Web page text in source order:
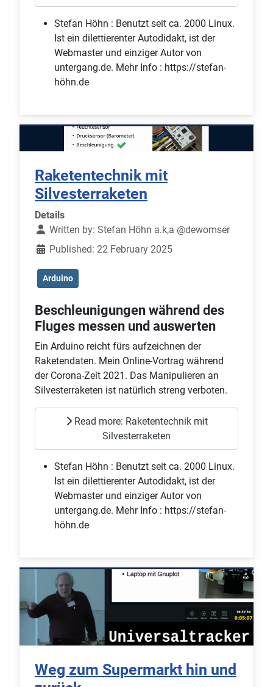
Stefan Höhn : Benutzt seit ca. 2000 Linux.
Ist ein dilettierenter Autodidakt, ist der
Webmaster und einziger Autor von
untergang.de. Mehr Info : https://stefan-
höhn.de
Raketentechnik mit
Silvesterraketen
Details
Written by: Stefan Höhn a.k,a @dewomser
Published: 22 February 2025
Arduino
Beschleunigungen während des
Fluges messen und auswerten
Ein Arduino reicht fürs aufzeichnen der
Raketendaten. Mein Online-Vortrag während
der Corona-Zeit 2021. Das Manipulieren an
Silvesterraketen ist natürlich streng verboten.
Read more: Raketentechnik mit
Silvesterraketen
Stefan Höhn : Benutzt seit ca. 2000 Linux.
Ist ein dilettierenter Autodidakt, ist der
Webmaster und einziger Autor von
untergang.de. Mehr Info : https://stefan-
höhn.de
Weg zum Supermarkt hin und